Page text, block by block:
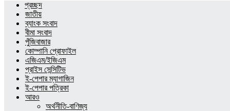
প্রচ্ছদ
জাতীয়
ব্যাংক সংবাদ
বীমা সংবাদ
পুঁজিবাজার
কোম্পানি প্রোফাইল
এজিএম/ইজিএম
প্রাইস সেন্সিটিভ
ই-পেপার ম্যাগাজিন
ই-পেপার পত্রিকা
আরও
অর্থনীতি-বাণিজ্য